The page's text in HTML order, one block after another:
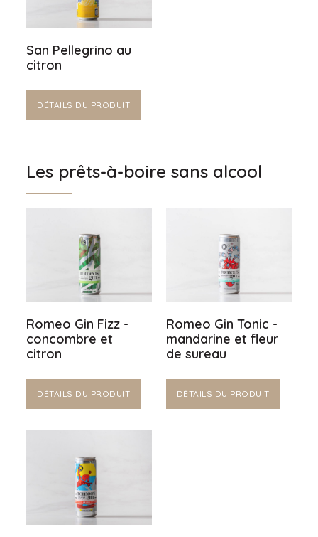
San Pellegrino au
citron
DÉTAILS DU PRODUIT
Les prêts-à-boire sans alcool
Romeo Gin Fizz -
concombre et
citron
DÉTAILS DU PRODUIT
Romeo Gin Tonic -
mandarine et fleur
de sureau
DÉTAILS DU PRODUIT